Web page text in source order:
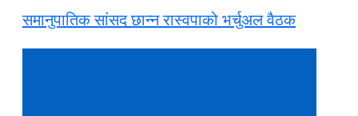
समानुपातिक सांसद छान्न रास्वपाको भर्चुअल वैठक